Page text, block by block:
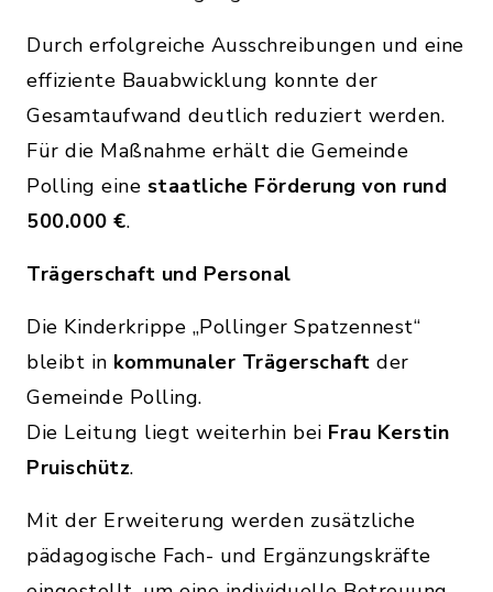
Durch erfolgreiche Ausschreibungen und eine
effiziente Bauabwicklung konnte der
Gesamtaufwand deutlich reduziert werden.
Für die Maßnahme erhält die Gemeinde
Polling eine staatliche Förderung von rund
500.000 €.
Trägerschaft und Personal
Die Kinderkrippe „Pollinger Spatzennest“
bleibt in kommunaler Trägerschaft der
Gemeinde Polling.
Die Leitung liegt weiterhin bei Frau Kerstin
Pruischütz.
Mit der Erweiterung werden zusätzliche
pädagogische Fach- und Ergänzungskräfte